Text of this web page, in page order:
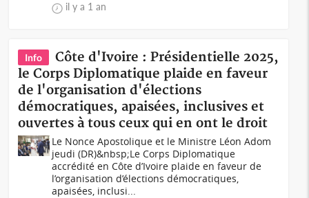
il y a 1 an
Info
Côte d'Ivoire : Présidentielle 2025,
le Corps Diplomatique plaide en faveur
de l'organisation d'élections
démocratiques, apaisées, inclusives et
ouvertes à tous ceux qui en ont le droit
Le Nonce Apostolique et le Ministre Léon Adom
jeudi (DR)&nbsp;Le Corps Diplomatique
accrédité en Côte d’Ivoire plaide en faveur de
l’organisation d’élections démocratiques,
apaisées, inclusi...